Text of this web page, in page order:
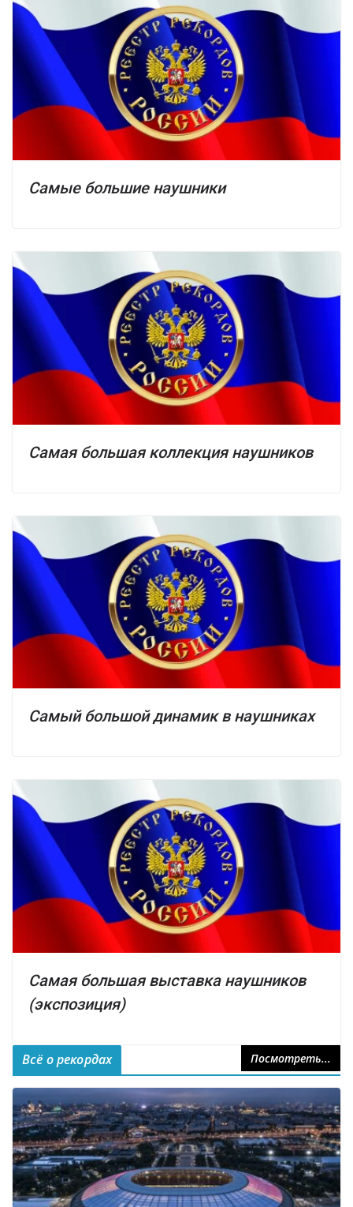
Самые большие наушники
Самая большая коллекция наушников
Самый большой динамик в наушниках
Самая большая выставка наушников
(экспозиция)
Всё о рекордах Посмотреть...